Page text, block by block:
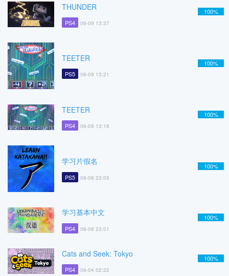
THUNDER
PS4 06-09 13:37
100%
TEETER
PS5 06-09 13:21
100%
TEETER
PS4 06-09 13:18
100%
学习片假名
PS5 06-08 23:05
100%
学习基本中文
PS4 06-08 23:01
100%
Cats and Seek: Tokyo
PS4 06-04 02:22
100%